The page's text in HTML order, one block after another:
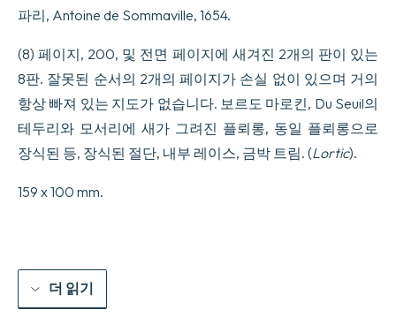
Cap
Nord
en
Amerique,
Par
les
soings
de
la
establie
la
conduite
파리, Antoine de Sommaville, 1654.
(8) 페이지, 200, 및 전면 페이지에 새겨진 2개의 판이 있는
8판. 잘못된 순서의 2개의 페이지가 손실 없이 있으며 거의
항상 빠져 있는 지도가 없습니다. 보르도 마로킨, Du Seuil의
테두리와 모서리에 새가 그려진 플뢰롱, 동일 플뢰롱으로
장식된 등, 장식된 절단, 내부 레이스, 금박 트림. (Lortic).
159 x 100 mm.
더 읽기